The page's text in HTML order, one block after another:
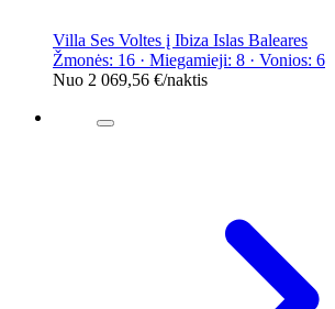
Villa Ses Voltes į Ibiza Islas Baleares
Žmonės: 16 · Miegamieji: 8 · Vonios: 6
Nuo 2 069,56 €/naktis